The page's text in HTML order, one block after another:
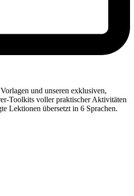
und unseren exklusiven,
Toolkits voller praktischer Aktivitäten
Lektionen übersetzt in 6 Sprachen.